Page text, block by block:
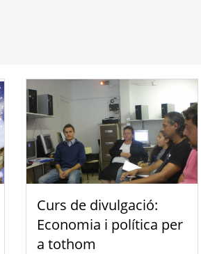
Curs de divulgació:
Economia i política per
a tothom